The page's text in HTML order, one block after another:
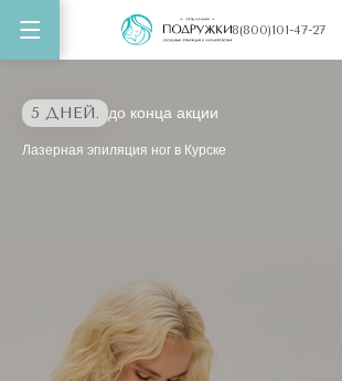
8(800)101-47-27
5 ДНЕЙ. до конца акции
Лазерная эпиляция ног в Курске